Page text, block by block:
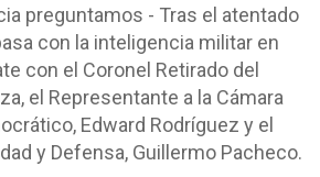
preguntamos - Tras el atentado
con la inteligencia militar en
con el Coronel Retirado del
el Representante a la Cámara
Edward Rodríguez y el
y Defensa, Guillermo Pacheco.